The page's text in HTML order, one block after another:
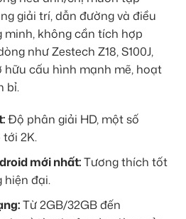
giải trí, dẫn đường và điều
minh, không cần tích hợp
như Zestech Z18, S100J,
hữu cấu hình mạnh mẽ, hoạt
bỉ.
Độ phân giải HD, một số
2K.
mới nhất:Tương thích tốt
hiện đại.
Từ 2GB/32GB đến